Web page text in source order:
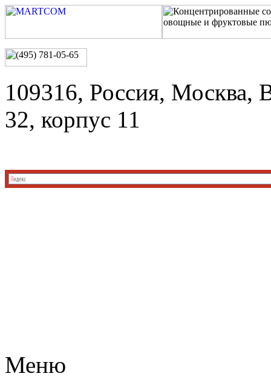
109316, Россия, Москва,
32, корпус 11
Меню